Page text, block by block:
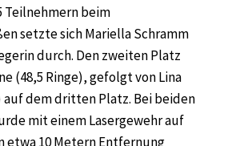
Teilnehmern beim
setzte sich Mariella Schramm
durch. Den zweiten Platz
(48,5 Ringe), gefolgt von Lina
auf dem dritten Platz. Bei beiden
mit einem Lasergewehr auf
etwa 10 Metern Entfernung